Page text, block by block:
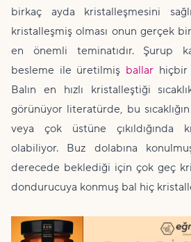
birkaç ayda kristalleşmesini
kristalleşmiş olması onun gerçek
en önemli teminatıdır. Şurup
besleme ile üretilmiş ballar hiçbir
Balın en hızlı kristalleştiği
görünüyor literatürde, bu
veya çok üstüne çıkıldığında
olabiliyor. Buz dolabına
derecede beklediği için çok geç
dondurucuya konmuş bal hiç